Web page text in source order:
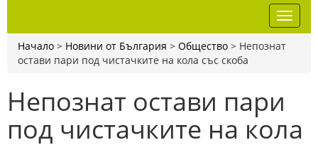
Начало > Новини от България > Общество > Непознат
остави пари под чистачките на кола със скоба
Непознат остави пари
под чистачките на кола